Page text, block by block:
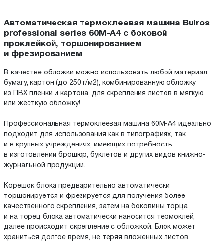
Автоматическая термоклеевая машина Bulros
professional series 60M-A4 с боковой
проклейкой, торшонированием
и фрезированием
В качестве обложки можно использовать любой материал:
бумагу, картон (до 250 г/м2), комбинированную обложку
из ПВХ пленки и картона, для скрепления листов в мягкую
или жёсткую обложку!
Профессиональная термоклеевая машина 60M-A4 идеально
подходит для использования как в типографиях, так
и в крупных учреждениях, имеющих потребность
в изготовлении брошюр, буклетов и других видов книжно-
журнальной продукции.
Корешок блока предварительно автоматически
торшонируется и фрезируется для получения более
качественного скрепления, затем на боковины торца
и на торец блока автоматически наносится термоклей,
далее происходит скрепление с обложкой. Блок может
храниться долгое время, не теряя вложенных листов.